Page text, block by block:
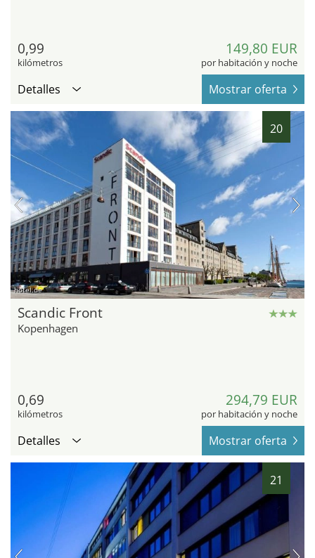
0,99
kilómetros
149,80 EUR
por habitación y noche
Detalles Mostrar oferta
20
hotel.de
Scandic Front
Kopenhagen
0,69
kilómetros
294,79 EUR
por habitación y noche
Detalles Mostrar oferta
21